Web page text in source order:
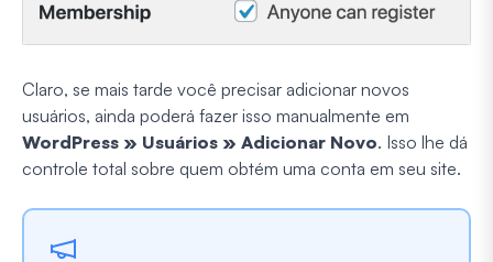
Claro, se mais tarde você precisar adicionar novos
usuários, ainda poderá fazer isso manualmente em
WordPress » Usuários » Adicionar Novo. Isso lhe dá
controle total sobre quem obtém uma conta em seu site.